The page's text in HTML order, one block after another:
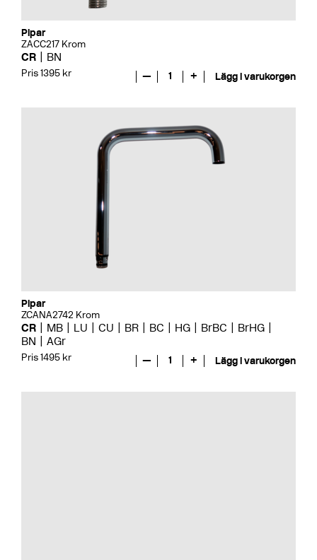
Pipar
ZACC217 Krom
CR BN
Pris 1395 kr — 1 + Lägg i varukorgen
Pipar
ZCANA2742 Krom
CR MB LU CU BR BC HG BrBC
BrHG
BN
AGr
Pris 1495 kr — 1 + Lägg i varukorgen